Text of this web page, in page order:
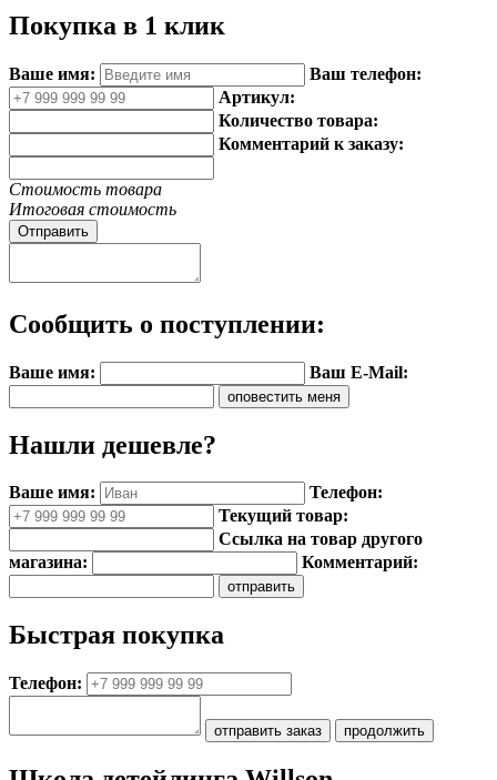
Покупка в 1 клик
Ваше имя:
Ваш телефон:
Артикул:
Количество товара:
Комментарий к заказу:
Стоимость товара
Итоговая стоимость
Отправить
Сообщить о поступлении:
Ваше имя: Ваш E-Mail:
Нашли дешевле?
Ваше имя:
Телефон:
Текущий товар:
Ссылка на товар другого
магазина:
Комментарий:
Быстрая покупка
Телефон: